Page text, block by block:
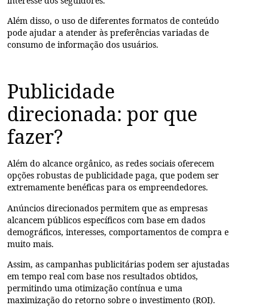
Além disso, o uso de diferentes formatos de conteúdo
pode ajudar a atender às preferências variadas de
consumo de informação dos usuários.
Publicidade
direcionada: por que
fazer?
Além do alcance orgânico, as redes sociais oferecem
opções robustas de publicidade paga, que podem ser
extremamente benéficas para os empreendedores.
Anúncios direcionados permitem que as empresas
alcancem públicos específicos com base em dados
demográficos, interesses, comportamentos de compra e
muito mais.
Assim, as campanhas publicitárias podem ser ajustadas
em tempo real com base nos resultados obtidos,
permitindo uma otimização contínua e uma
maximização do retorno sobre o investimento (ROI).